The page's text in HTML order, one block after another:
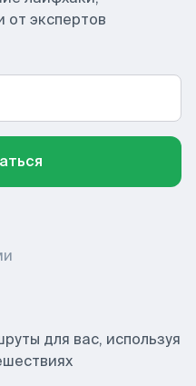
экспертов
для вас, используя